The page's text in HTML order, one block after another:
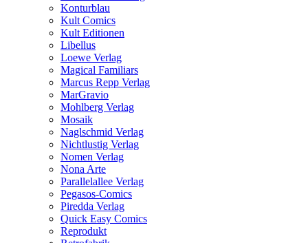
Konturblau
Kult Comics
Kult Editionen
Libellus
Loewe Verlag
Magical Familiars
Marcus Repp Verlag
MarGravio
Mohlberg Verlag
Mosaik
Naglschmid Verlag
Nichtlustig Verlag
Nomen Verlag
Nona Arte
Parallelallee Verlag
Pegasos-Comics
Piredda Verlag
Quick Easy Comics
Reprodukt